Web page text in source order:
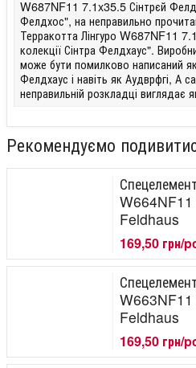
W687NF11 7.1x35.5 Сінтрєй
Фелдхос", на неправильно
Терракотта Лінгуро W687NF11
колекції Сінтра Фелдхаус".
може бути помилково написаний
Фелдхаус і навіть як Аудврфгі, А
неправильній розкладці виглядає
Рекомендуємо
Feldhaus
169,50 грн/
Feldhaus
169,50 грн/